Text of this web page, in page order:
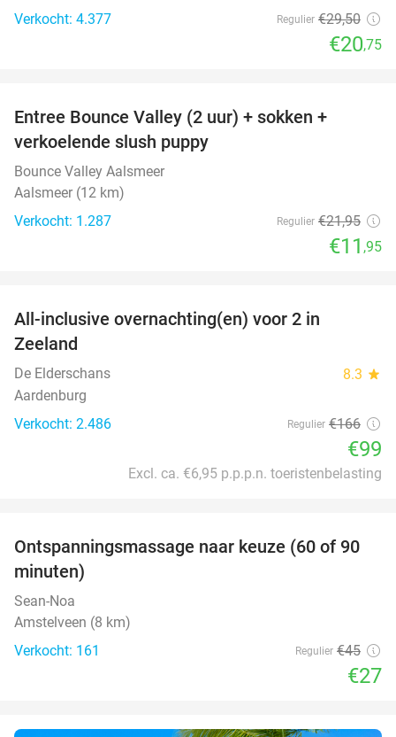
Verkocht: 4.377
Regulier €29,50
€20,75
Entree Bounce Valley (2 uur) + sokken +
verkoelende slush puppy
Bounce Valley Aalsmeer
Aalsmeer (12 km)
Verkocht: 1.287
Regulier €21,95
€11 ,95
All-inclusive overnachting(en) voor 2 in
Zeeland
De Elderschans 8.3 star
Aardenburg
Verkocht: 2.486
Regulier €166
€99
Excl. ca. €6,95 p.p.p.n. toeristenbelasting
40%
Ontspanningsmassage naar keuze (60 of 90
minuten)
Sean-Noa
Amstelveen (8 km)
Verkocht: 161
Regulier €45
€27